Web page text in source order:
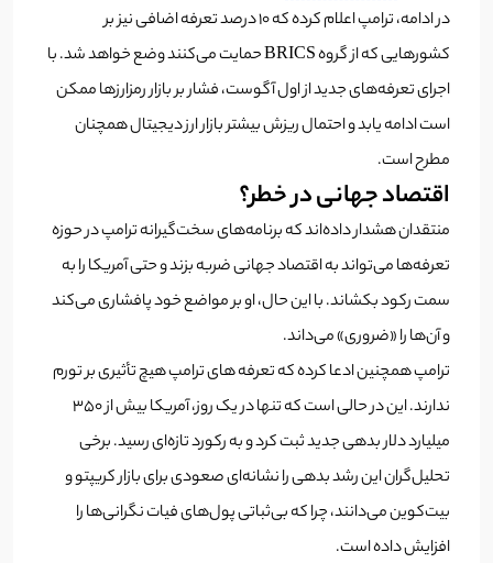
در ادامه، ترامپ اعلام کرده که ۱۰ درصد تعرفه اضافی نیز بر
کشورهایی که از گروه BRICS حمایت می‌کنند وضع خواهد شد. با
اجرای تعرفه‌های جدید از اول آگوست، فشار بر بازار رمزارزها ممکن
است ادامه یابد و احتمال ریزش بیشتر بازار ارز دیجیتال همچنان
مطرح است.
اقتصاد جهانی در خطر؟
منتقدان هشدار داده‌اند که برنامه‌های سخت‌گیرانه ترامپ در حوزه
تعرفه‌ها می‌تواند به اقتصاد جهانی ضربه بزند و حتی آمریکا را به
سمت رکود بکشاند. با این حال، او بر مواضع خود پافشاری می‌کند
و آن‌ها را «ضروری» می‌داند.
ترامپ همچنین ادعا کرده که تعرفه‌ های ترامپ هیچ تأثیری بر تورم
ندارند. این در حالی است که تنها در یک روز، آمریکا بیش از ۳۵۰
میلیارد دلار بدهی جدید ثبت کرد و به رکورد تازه‌ای رسید. برخی
تحلیل‌گران این رشد بدهی را نشانه‌ای صعودی برای بازار کریپتو و
بیت‌کوین می‌دانند، چرا که بی‌ثباتی پول‌های فیات نگرانی‌ها را
افزایش داده است.